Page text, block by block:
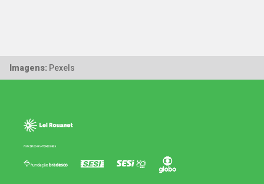
Imagens: Pexels